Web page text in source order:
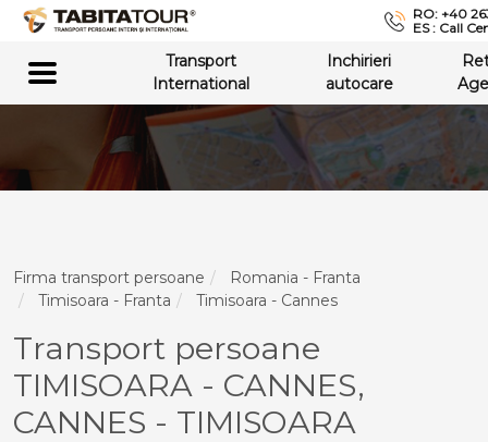
RO: +40
ES : Call
Transport
International
Inchirieri
autocare
Firma transport persoane
Romania - Franta
Timisoara - Franta
Timisoara - Cannes
Transport persoane
TIMISOARA - CANNES,
CANNES - TIMISOARA